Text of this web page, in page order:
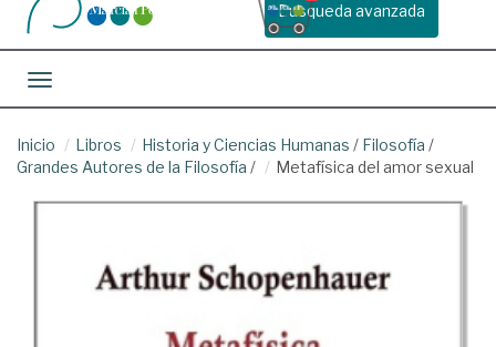
Busqueda avanzada
Toggle navigation
Inicio Libros Historia y Ciencias Humanas / Filosofía /
Grandes Autores de la Filosofía / Metafísica del amor sexual